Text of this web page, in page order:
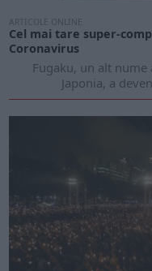
ARTICOLE ONLINE
Cel mai tare super-
Coronavirus
Fugaku, un alt
Japonia, a